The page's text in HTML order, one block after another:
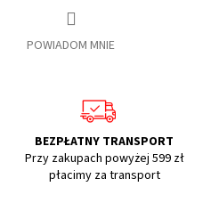
POWIADOM MNIE
BEZPŁATNY TRANSPORT
Przy zakupach powyżej 599 zł
płacimy za transport